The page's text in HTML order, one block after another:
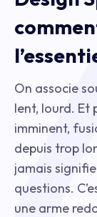
On associe
lent, lourd.
imminent,
depuis trop
jamais
questions.
une arme